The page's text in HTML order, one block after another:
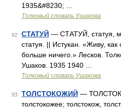
1935&#8230; …
Толковый словарь Ушакова
92 СТАТУЙ — СТАТУЙ, статуя,
статуя. || Истукан. «Живу, как
больше ничего.» Лесков.
Ушаков. 1935 1940 …
Толковый словарь Ушакова
93 ТОЛСТОКОЖИЙ —
толстокожее; толстокож,